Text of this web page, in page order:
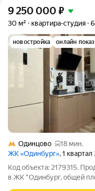
9 250 000 ₽
30 м² квартира-студия
новостройка онлайн показ
Одинцово
18 мин.
ЖК «Одинбург», 1
Код объекта: 2179315.
в ЖК "Одинбург, общей